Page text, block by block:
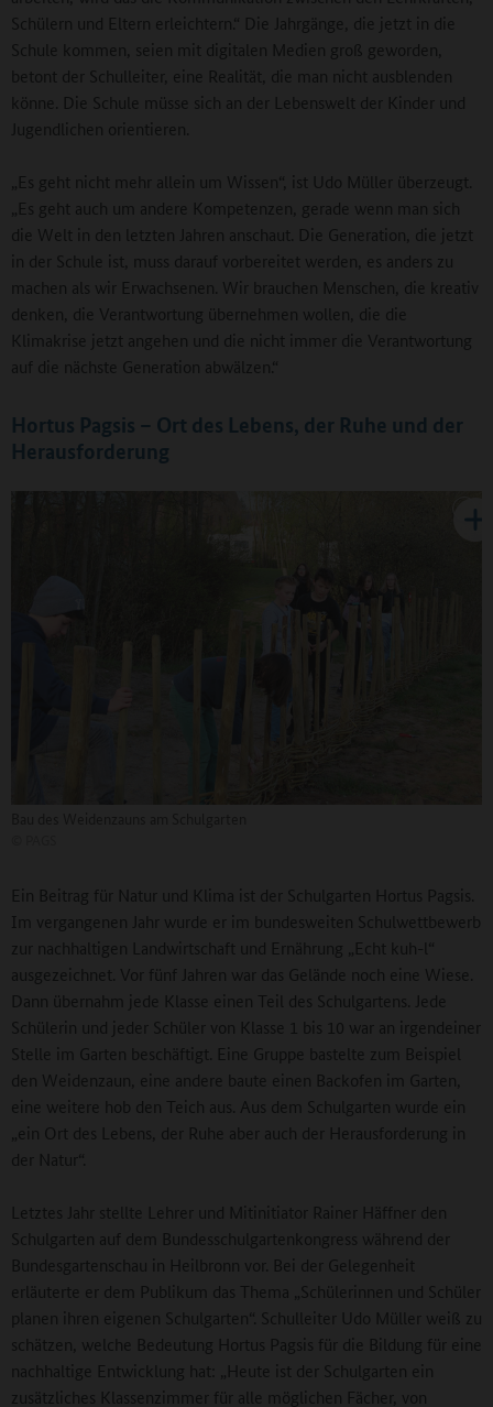
Schülern und Eltern erleichtern.“ Die Jahrgänge, die jetzt in die
Schule kommen, seien mit digitalen Medien groß geworden,
betont der Schulleiter, eine Realität, die man nicht ausblenden
könne. Die Schule müsse sich an der Lebenswelt der Kinder und
Jugendlichen orientieren.
„Es geht nicht mehr allein um Wissen“, ist Udo Müller überzeugt.
„Es geht auch um andere Kompetenzen, gerade wenn man sich
die Welt in den letzten Jahren anschaut. Die Generation, die jetzt
in der Schule ist, muss darauf vorbereitet werden, es anders zu
machen als wir Erwachsenen. Wir brauchen Menschen, die kreativ
denken, die Verantwortung übernehmen wollen, die die
Klimakrise jetzt angehen und die nicht immer die Verantwortung
auf die nächste Generation abwälzen.“
Hortus Pagsis – Ort des Lebens, der Ruhe und der
Herausforderung
Ein Beitrag für Natur und Klima ist der Schulgarten Hortus Pagsis.
Im vergangenen Jahr wurde er im bundesweiten Schulwettbewerb
zur nachhaltigen Landwirtschaft und Ernährung „Echt kuh-l“
ausgezeichnet. Vor fünf Jahren war das Gelände noch eine Wiese.
Dann übernahm jede Klasse einen Teil des Schulgartens. Jede
Schülerin und jeder Schüler von Klasse 1 bis 10 war an irgendeiner
Stelle im Garten beschäftigt. Eine Gruppe bastelte zum Beispiel
den Weidenzaun, eine andere baute einen Backofen im Garten,
eine weitere hob den Teich aus. Aus dem Schulgarten wurde ein
„ein Ort des Lebens, der Ruhe aber auch der Herausforderung in
der Natur“.
Letztes Jahr stellte Lehrer und Mitinitiator Rainer Häffner den
Schulgarten auf dem Bundesschulgartenkongress während der
Bundesgartenschau in Heilbronn vor. Bei der Gelegenheit
erläuterte er dem Publikum das Thema „Schülerinnen und Schüler
planen ihren eigenen Schulgarten“. Schulleiter Udo Müller weiß zu
schätzen, welche Bedeutung Hortus Pagsis für die Bildung für eine
nachhaltige Entwicklung hat: „Heute ist der Schulgarten ein
zusätzliches Klassenzimmer für alle möglichen Fächer, von